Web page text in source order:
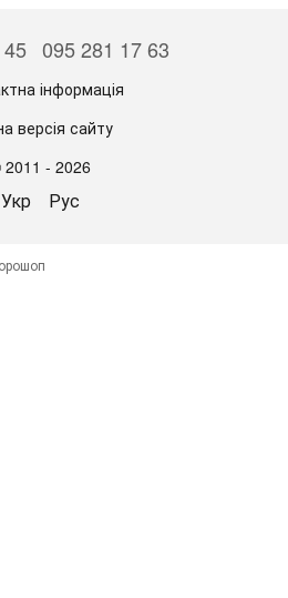
095 281 17 63
інформація
версія сайту
- 2026
Укр Рус